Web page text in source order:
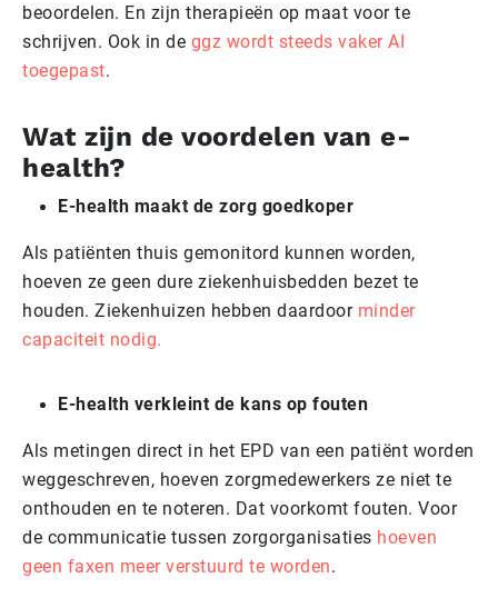
beoordelen. En zijn therapieën op maat voor te
schrijven. Ook in de ggz wordt steeds vaker AI
toegepast.
Wat zijn de voordelen van e-
health?
E-health maakt de zorg goedkoper
Als patiënten thuis gemonitord kunnen worden,
hoeven ze geen dure ziekenhuisbedden bezet te
houden. Ziekenhuizen hebben daardoor minder
capaciteit nodig.
E-health verkleint de kans op fouten
Als metingen direct in het EPD van een patiënt worden
weggeschreven, hoeven zorgmedewerkers ze niet te
onthouden en te noteren. Dat voorkomt fouten. Voor
de communicatie tussen zorgorganisaties hoeven
geen faxen meer verstuurd te worden.